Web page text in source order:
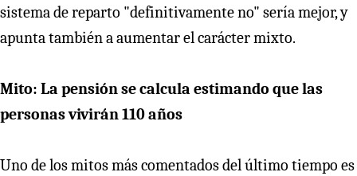
sistema de reparto "definitivamente no" sería mejor, y
apunta también a aumentar el carácter mixto.
Mito: La pensión se calcula estimando que las
personas vivirán 110 años
Uno de los mitos más comentados del último tiempo es